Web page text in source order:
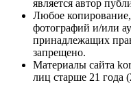
является автор
Любое копирование,
фотографий и/или
принадлежащих
запрещено.
Материалы сайта
лиц старше 21 года